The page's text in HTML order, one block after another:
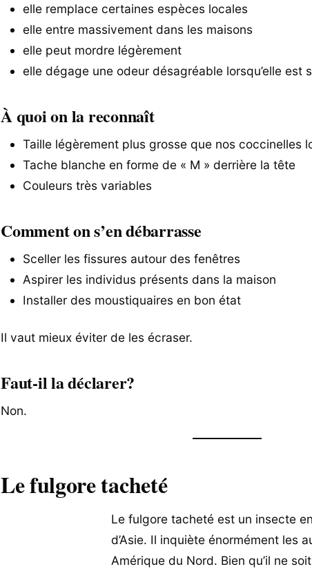
elle remplace certaines espèces locales
elle entre massivement dans les maisons
elle peut mordre légèrement
elle dégage une odeur désagréable lorsqu’elle est
À quoi on la reconnaît
Taille légèrement plus grosse que nos coccinelles
Tache blanche en forme de « M » derrière la tête
Couleurs très variables
Comment on s’en débarrasse
Sceller les fissures autour des fenêtres
Aspirer les individus présents dans la maison
Installer des moustiquaires en bon état
Il vaut mieux éviter de les écraser.
Faut-il la déclarer?
Non.
Le fulgore tacheté
Le fulgore tacheté est un insecte
d’Asie. Il inquiète énormément les
Amérique du Nord. Bien qu’il ne